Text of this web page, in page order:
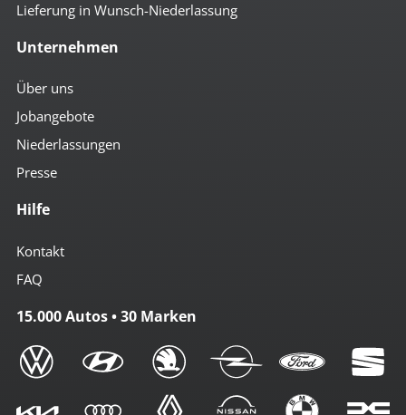
Lieferung in Wunsch-Niederlassung
Unternehmen
Über uns
Jobangebote
Niederlassungen
Presse
Hilfe
Kontakt
FAQ
15.000 Autos • 30 Marken